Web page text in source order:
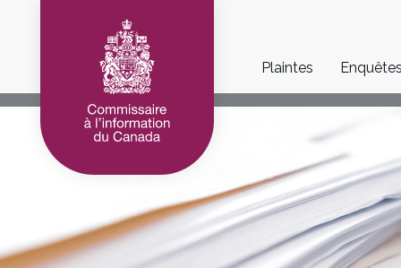
Main
navigation
Plaintes Enquêtes